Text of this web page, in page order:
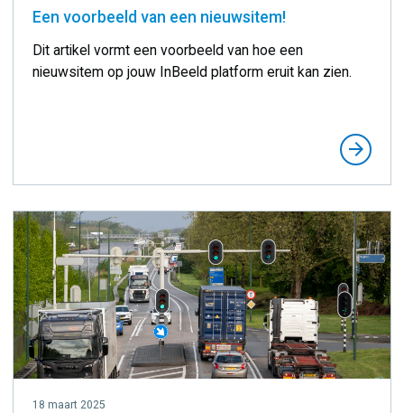
Een voorbeeld van een nieuwsitem!
Dit artikel vormt een voorbeeld van hoe een
nieuwsitem op jouw InBeeld platform eruit kan zien.
arrow_forward
18 maart 2025